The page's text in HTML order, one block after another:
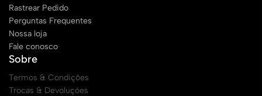
Rastrear Pedido
Perguntas Frequentes
Nossa loja
Fale conosco
Sobre
Termos & Condições
Trocas & Devoluções